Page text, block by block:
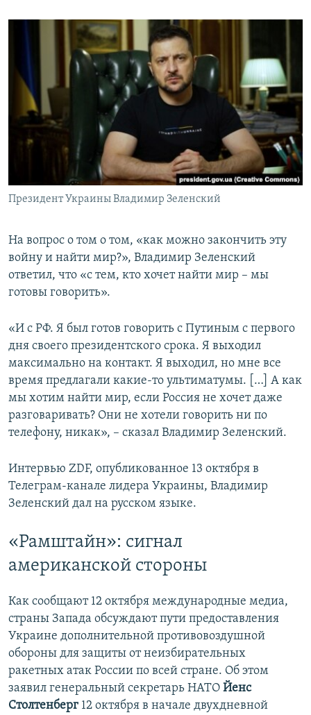
Президент Украины Владимир Зеленский
На вопрос о том о том, «как можно закончить эту
войну и найти мир?», Владимир Зеленский
ответил, что «с тем, кто хочет найти мир – мы
готовы говорить».
«И с РФ. Я был готов говорить с Путиным с первого
дня своего президентского срока. Я выходил
максимально на контакт. Я выходил, но мне все
время предлагали какие-то ультиматумы. […] А как
мы хотим найти мир, если Россия не хочет даже
разговаривать? Они не хотели говорить ни по
телефону, никак», – сказал Владимир Зеленский.
Интервью ZDF, опубликованное 13 октября в
Телеграм-канале лидера Украины, Владимир
Зеленский дал на русском языке.
«Рамштайн»: сигнал
американской стороны
Как сообщают 12 октября международные медиа,
страны Запада обсуждают пути предоставления
Украине дополнительной противовоздушной
обороны для защиты от неизбирательных
ракетных атак России по всей стране. Об этом
заявил генеральный секретарь НАТО Йенс
Столтенберг 12 октября в начале двухдневной